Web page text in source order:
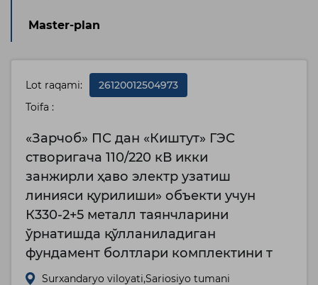
Master-plan
Lot raqami:
26120012504973
Toifa :
«Зарчоб» ПС дан «Киштут» ГЭС
створигача 110/220 кВ икки
занжирли ҳаво электр узатиш
линияси қурилиши» объекти учун
К330-2+5 металл таянчларини
ўрнатишда қўлланиладиган
фундамент болтлари комплектини т
Surxandaryo viloyati,Sariosiyo tumani